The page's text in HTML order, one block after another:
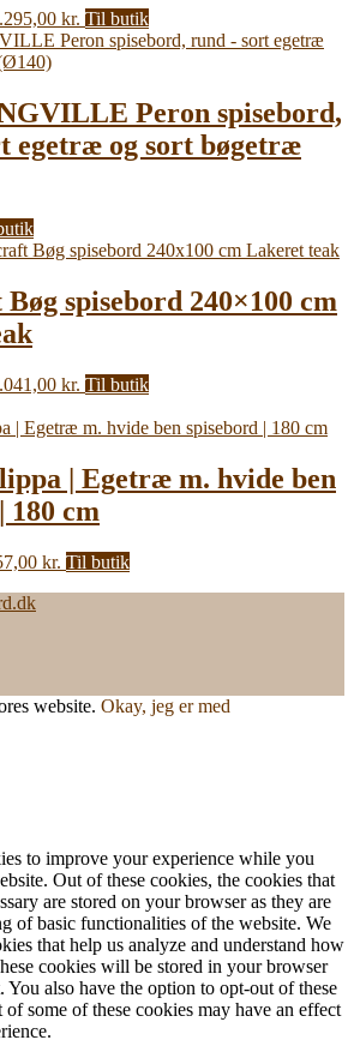
kr..
kr. Den
aktuelle
10.295,00 kr..
Til butik
Peron spisebord,
egetræ og sort bøgetræ
spisebord 240×100 cm
kr..
kr. Den
pris
15.041,00 kr..
Til butik
| Egetræ m. hvide ben
180 cm
kr..
kr. Den
Til butik
website. Okay, jeg er med
to improve your experience while you
Out of these cookies, the cookies that
are stored on your browser as they are
of basic functionalities of the website. We
that help us analyze and understand how
cookies will be stored in your browser
also have the option to opt-out of these
some of these cookies may have an effect